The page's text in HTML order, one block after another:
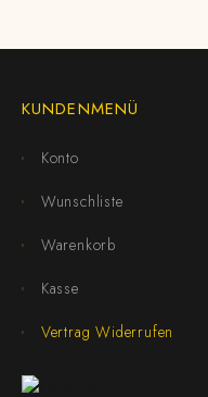
KUNDENMENÜ
Konto
Wunschliste
Warenkorb
Kasse
Vertrag Widerrufen